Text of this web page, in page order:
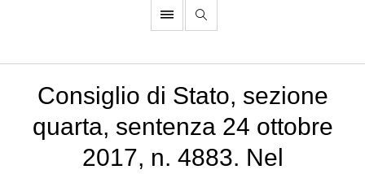
Consiglio di Stato, sezione
quarta, sentenza 24 ottobre
2017, n. 4883. Nel